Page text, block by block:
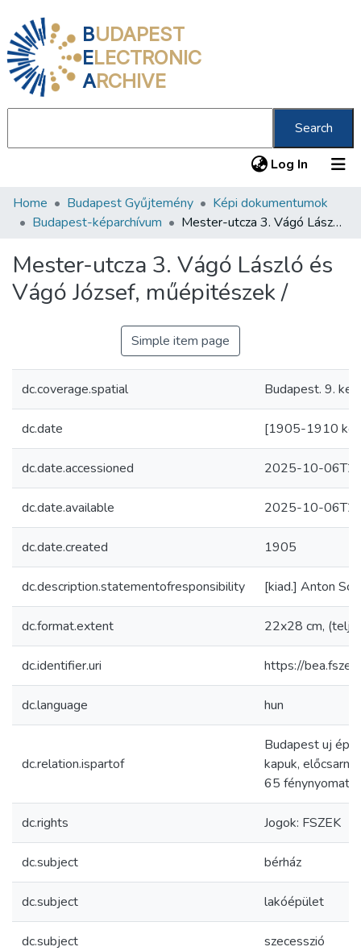
BUDAPEST
ELECTRONIC
ARCHIVE
Search
Log In (current)
Communities & Collections
Statistics
About us
Home Budapest Gyűjtemény
Képi dokumentumok
Budapest-képarchívum
Mester-utcza 3. Vágó László és Vágó József, műépitészek /
Mester-utcza 3. Vágó László és
Vágó József, műépitészek /
Simple item page
dc.coverage.spatial Budapest. 9.
dc.date [1905-1910
dc.date.accessioned 2025-10-
dc.date.available 2025-10-
dc.date.created 1905
dc.description.statementofresponsibility [kiad.] Anton
dc.format.extent 22x28 cm,
dc.identifier.uri https://
dc.language hun
dc.relation.ispartof
Budapest uj
kapuk,
65 fénynyomatu
dc.rights Jogok: FSZEK
dc.subject bérház
dc.subject lakóépület
dc.subject szecesszió